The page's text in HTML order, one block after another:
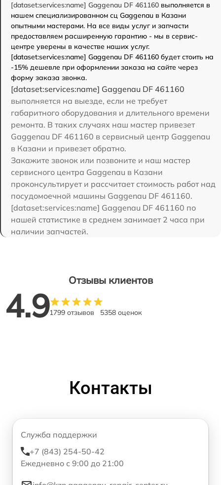
[dataset:services:name] Gaggenau DF 461160 выполняется в
нашем специализированном сц Gaggenau в Казани
опытными мастерами. На все виды услуг и запчасти
предоставляем расширенную гарантию - мы в сервис-
центре уверены в качестве наших услуг.
[dataset:services:name] Gaggenau DF 461160 будет стоить на
-15% дешевле при оформлении заказа на сайте через
форму заказа звонка.
[dataset:services:name] Gaggenau DF 461160
выполняется на выезде, если не требует
габаритного оборудования и длительного времени
ремонта. В таких случаях наш мастер привезет
Gaggenau DF 461160 в сервисный центр Gaggenau
в Казани и привезет обратно.
Закажите звонок или позвоните и наш мастер
сервисного центра Gaggenau в Казани
проконсультирует и рассчитает стоимость работ над
посудомоечной машины Gaggenau DF 461160.
[dataset:services:name] Gaggenau DF 461160 по
нашей статистике в среднем занимает 2 часа при
наличии запчастей.
Отзывы клиентов
4.91799 отзывов 5358 оценок
Контакты
Служба поддержки
+7 (843) 254-50-42
Ежедневно с 9:00 до 21:00